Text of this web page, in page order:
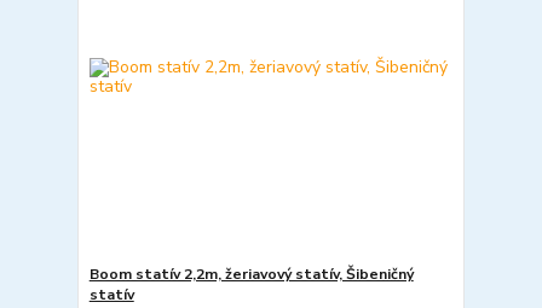
Boom statív 2,2m, žeriavový statív, Šibeničný
statív